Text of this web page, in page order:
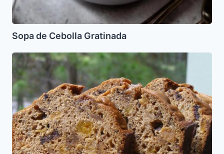
Sopa de Cebolla Gratinada
Pan
de
Frutos
Secos